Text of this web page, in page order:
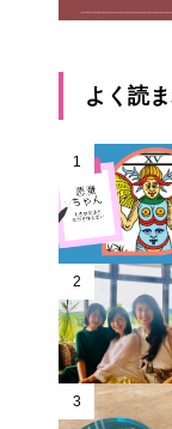
よく読
1
2
3